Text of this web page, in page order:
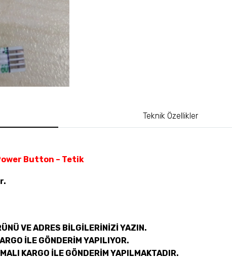
Teknik Özellikler
Button – Tetik
VE ADRES BİLGİLERİNİZİ YAZIN.
İLE GÖNDERİM YAPILIYOR.
KARGO İLE GÖNDERİM YAPILMAKTADIR.